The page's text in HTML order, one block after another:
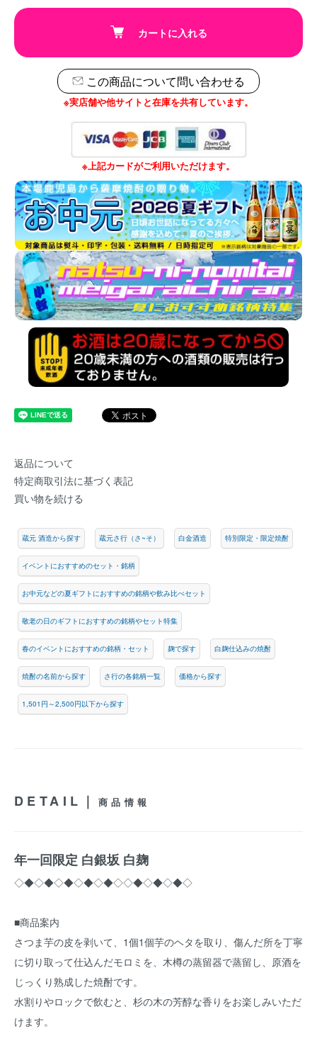
カートに入れる
この商品について問い合わせる
※実店舗や他サイトと在庫を共有しています。
※上記カードがご利用いただけます。
返品について
特定商取引法に基づく表記
買い物を続ける
蔵元 酒造から探す 蔵元さ行（さ~そ） 白金酒造 特別限定・限定焼酎
イベントにおすすめのセット・銘柄
お中元などの夏ギフトにおすすめの銘柄や飲み比べセット
敬老の日のギフトにおすすめの銘柄やセット特集
春のイベントにおすすめの銘柄・セット 麹で探す 白麹仕込みの焼酎
焼酎の名前から探す さ行の各銘柄一覧 価格から探す
1,501円～2,500円以下から探す
DETAIL｜ 商品情報
年一回限定 白銀坂 白麹
◇◆◇◆◇◆◇◆◇◆◇◇◆◇◆◇◆◇
■商品案内
さつま芋の皮を剥いて、1個1個芋のヘタを取り、傷んだ所を丁寧
に切り取って仕込んだモロミを、木樽の蒸留器で蒸留し、原酒を
じっくり熟成した焼酎です。
水割りやロックで飲むと、杉の木の芳醇な香りをお楽しみいただ
けます。